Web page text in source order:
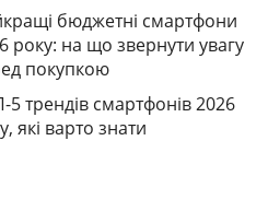
бюджетні смартфони
року: на що звернути увагу
покупкою
5 трендів смартфонів 2026
які варто знати